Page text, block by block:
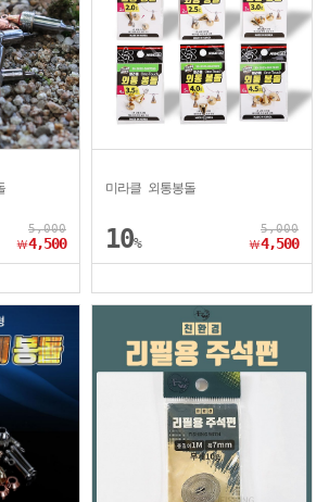
5,000
￦4,500
미라클 외통봉돌
10%
5,000
￦4,500